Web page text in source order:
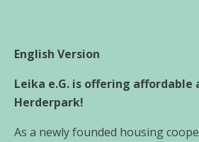
English Version
Leika e.G. is offe­ring
Herderpark!
As a new­ly foun­ded housing